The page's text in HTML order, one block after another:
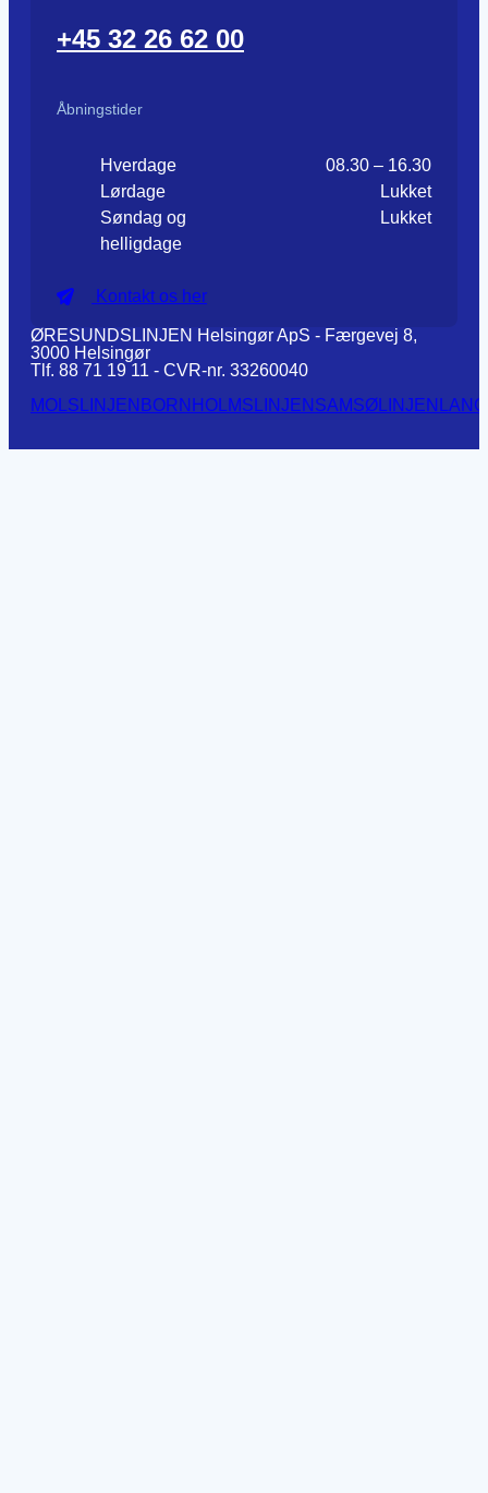
+45 32 26 62 00
Åbningstider
Hverdage
08.30 – 16.30
Lørdage
Lukket
Søndag og
helligdage
Lukket
Kontakt os her
ØRESUNDSLINJEN Helsingør ApS - Færgevej 8,
3000 Helsingør
Tlf. 88 71 19 11 - CVR-nr. 33260040
MOLSLINJEN BORNHOLMSLINJEN SAMSØLINJEN